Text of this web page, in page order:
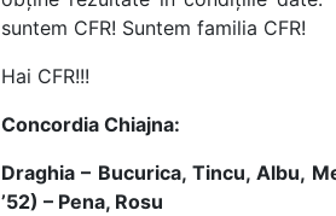
suntem CFR! Suntem familia CFR!
Hai CFR!!!
Concordia Chiajna:
Draghia – Bucurica, Tincu, Albu,
’52) – Pena, Rosu